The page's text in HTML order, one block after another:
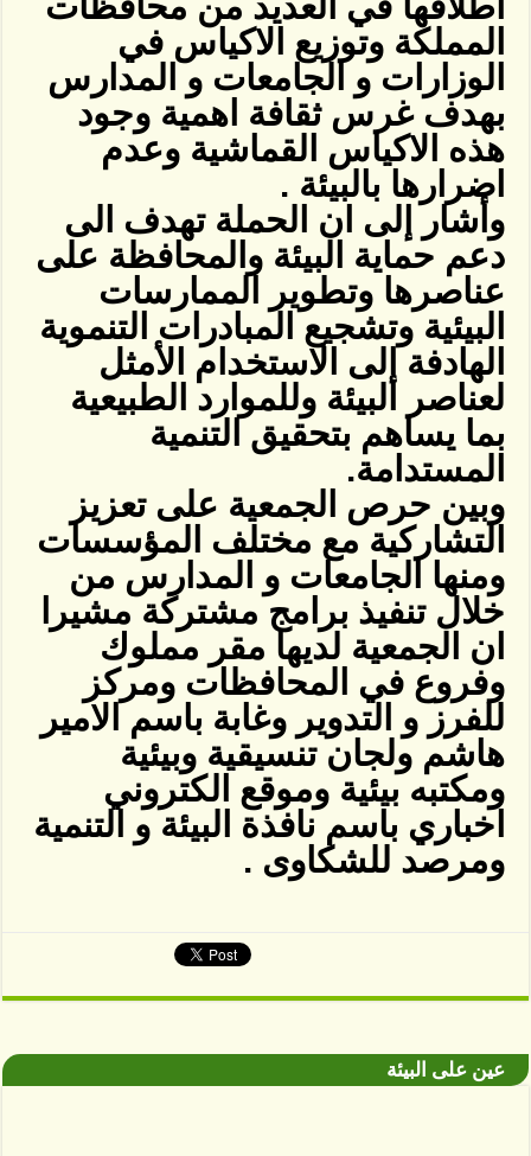
المملكة وتوزيع الاكياس في
الوزارات و الجامعات و المدارس
بهدف غرس ثقافة اهمية وجود
هذه الاكياس القماشية وعدم
اضرارها بالبيئة .
وأشار إلى ان الحملة تهدف الى
دعم حماية البيئة والمحافظة على
عناصرها وتطوير الممارسات
البيئية وتشجيع المبادرات التنموية
الهادفة إلى الاستخدام الأمثل
لعناصر البيئة وللموارد الطبيعية
بما يساهم بتحقيق التنمية
المستدامة.
وبين حرص الجمعية على تعزيز
التشاركية مع مختلف المؤسسات
ومنها الجامعات و المدارس من
خلال تنفيذ برامج مشتركة مشيرا
ان الجمعية لديها مقر مملوك
وفروع في المحافظات ومركز
للفرز و التدوير وغابة باسم الامير
هاشم ولجان تنسيقية وبيئية
ومكتبه بيئية وموقع الكتروني
اخباري باسم نافذة البيئة و التنمية
ومرصد للشكاوى .
عين على البيئة